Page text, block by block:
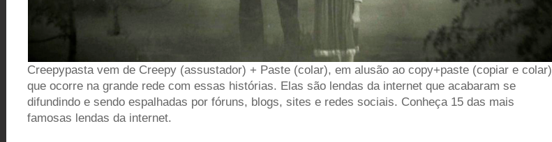
Creepypasta vem de Creepy (assustador) + Paste (colar), em alusão ao copy+paste (copiar e colar)
que ocorre na grande rede com essas histórias. Elas são lendas da internet que acabaram se
difundindo e sendo espalhadas por fóruns, blogs, sites e redes sociais. Conheça 15 das mais
famosas lendas da internet.